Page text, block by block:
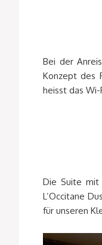
Bei der
Konzept des
heisst das Wi-
Die Suite mit
L’Occitane
für unseren